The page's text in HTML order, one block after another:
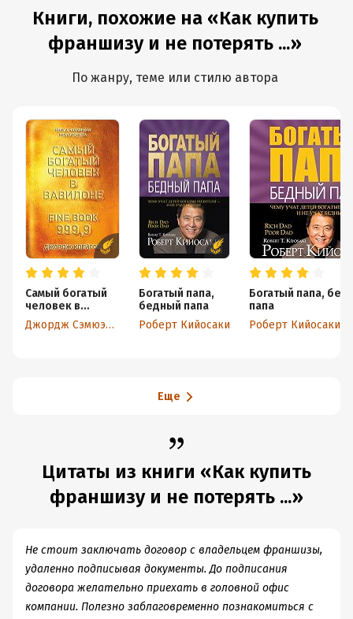
Книги, похожие на «Как купить
франшизу и не потерять ...»
По жанру, теме или стилю автора
Самый богатый
человек в
Вавилоне
Джордж Сэмюэль Клейсон
Богатый папа,
бедный папа
Роберт Кийосаки
Богатый папа,
папа
Роберт Кийосаки
Еще
Цитаты из книги «Как купить
франшизу и не потерять ...»
Не стоит заключать договор с владельцем франшизы,
удаленно подписывая документы. До подписания
договора желательно приехать в головной офис
компании. Полезно заблаговременно познакомиться с